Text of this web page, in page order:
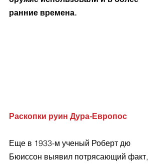
ранние времена.
Раскопки руин Дура-Европос
Еще в 1933-м ученый Роберт дю
Бюиссон выявил потрясающий факт,